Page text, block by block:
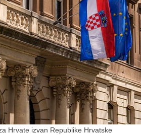
Hrvate izvan Republike Hrvatske